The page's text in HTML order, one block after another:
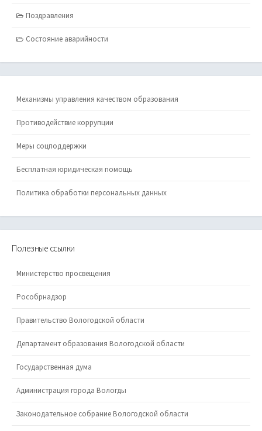
Поздравления
Состояние аварийности
Механизмы управления качеством образования
Противодействие коррупции
Меры соцподдержки
Бесплатная юридическая помощь
Политика обработки персональных данных
Полезные ссылки
Министерство просвещения
Рособрнадзор
Правительство Вологодской области
Департамент образования Вологодской области
Государственная дума
Администрация города Вологды
Законодательное собрание Вологодской области